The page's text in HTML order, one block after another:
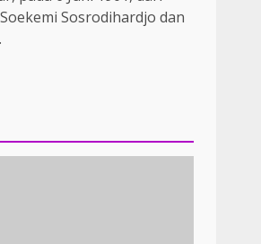
Sosrodihardjo dan